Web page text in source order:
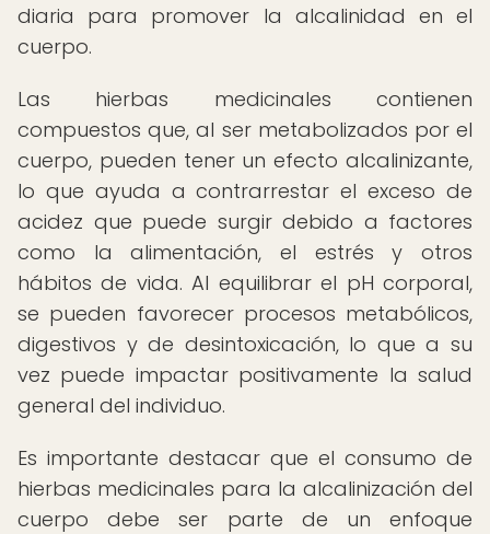
diaria para promover la alcalinidad en el
cuerpo.
Las hierbas medicinales contienen
compuestos que, al ser metabolizados por el
cuerpo, pueden tener un efecto alcalinizante,
lo que ayuda a contrarrestar el exceso de
acidez que puede surgir debido a factores
como la alimentación, el estrés y otros
hábitos de vida. Al equilibrar el pH corporal,
se pueden favorecer procesos metabólicos,
digestivos y de desintoxicación, lo que a su
vez puede impactar positivamente la salud
general del individuo.
Es importante destacar que el consumo de
hierbas medicinales para la alcalinización del
cuerpo debe ser parte de un enfoque